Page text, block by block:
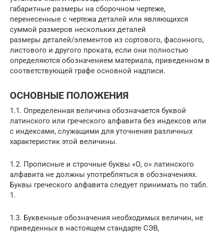
габаритные размеры на сборочном чертеже,
перенесенные с чертежа деталей или являющихся
суммой размеров нескольких деталей
размеры деталей/элементов из сортового, фасонного,
листового и другого проката, если они полностью
определяются обозначением материала, приведенном в
соответствующей графе основной надписи.
ОСНОВНЫЕ ПОЛОЖЕНИЯ
1.1. Определенная величина обозначается буквой
латинского или греческого алфавита без индексов или
с индексами, служащими для уточнения различных
характеристик этой величины.
1.2. Прописные и строчные буквы «О, о» латинского
алфавита не должны употребляться в обозначениях.
Буквы греческого алфавита следует принимать по табл.
1.
1.3. Буквенные обозначения необходимых величин, не
приведенных в настоящем стандарте СЭВ,